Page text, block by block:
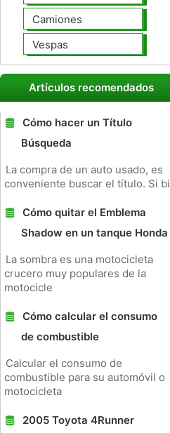
Camiones
Vespas
Artículos recomendados
Cómo hacer un Título
Búsqueda
La compra de un auto usado, es
conveniente buscar el título. Si bi
Cómo quitar el Emblema
Shadow en un tanque Honda
La sombra es una motocicleta
crucero muy populares de la
motocicle
Cómo calcular el consumo
de combustible
Calcular el consumo de
combustible para su automóvil o
motocicleta
2005 Toyota 4Runner